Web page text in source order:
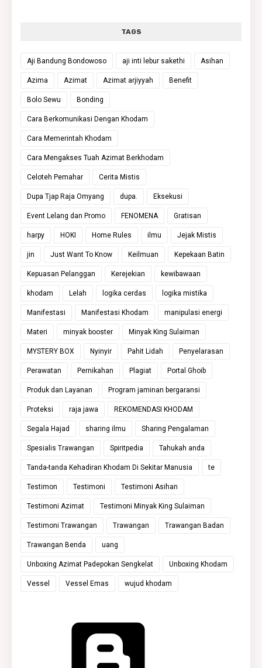
TAGS
Aji Bandung Bondowoso aji inti lebur sakethi Asihan
Azima Azimat Azimat arjiyyah Benefit
Bolo Sewu Bonding
Cara Berkomunikasi Dengan Khodam
Cara Memerintah Khodam
Cara Mengakses Tuah Azimat Berkhodam
Celoteh Pemahar Cerita Mistis
Dupa Tjap Raja Omyang dupa. Eksekusi
Event Lelang dan Promo FENOMENA Gratisan
harpy HOKI Home Rules ilmu Jejak Mistis
jin Just Want To Know Keilmuan Kepekaan Batin
Kepuasan Pelanggan Kerejekian kewibawaan
khodam Lelah logika cerdas logika mistika
Manifestasi Manifestasi Khodam manipulasi energi
Materi minyak booster Minyak King Sulaiman
MYSTERY BOX Nyinyir Pahit Lidah Penyelarasan
Perawatan Pernikahan Plagiat Portal Ghoib
Produk dan Layanan Program jaminan bergaransi
Proteksi raja jawa REKOMENDASI KHODAM
Segala Hajad sharing ilmu Sharing Pengalaman
Spesialis Trawangan Spiritpedia Tahukah anda
Tanda-tanda Kehadiran Khodam Di Sekitar Manusia te
Testimon Testimoni Testimoni Asihan
Testimoni Azimat Testimoni Minyak King Sulaiman
Testimoni Trawangan Trawangan Trawangan Badan
Trawangan Benda uang
Unboxing Azimat Padepokan Sengkelat Unboxing Khodam
Vessel Vessel Emas wujud khodam